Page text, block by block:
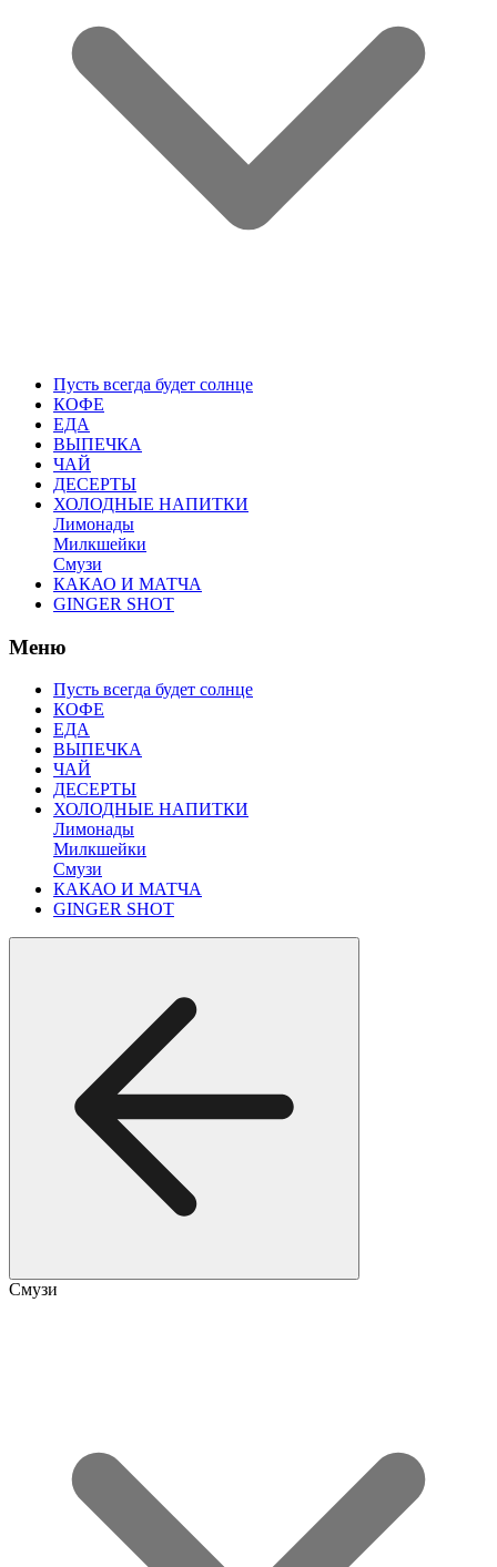
Пусть всегда будет солнце
КОФЕ
ЕДА
ВЫПЕЧКА
ЧАЙ
ДЕСЕРТЫ
ХОЛОДНЫЕ НАПИТКИ
Лимонады
Милкшейки
Смузи
КАКАО И МАТЧА
GINGER SHOT
Меню
Пусть всегда будет солнце
КОФЕ
ЕДА
ВЫПЕЧКА
ЧАЙ
ДЕСЕРТЫ
ХОЛОДНЫЕ НАПИТКИ
Лимонады
Милкшейки
Смузи
КАКАО И МАТЧА
GINGER SHOT
Смузи